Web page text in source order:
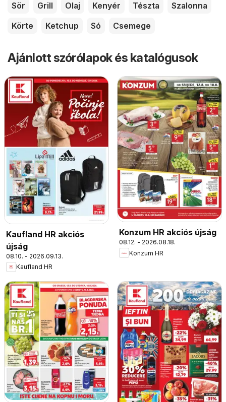
Sör
Grill Olaj Kenyér Tészta
Szalonna
Körte
Ketchup Só Csemege
Ajánlott szórólapok és katalógusok
Kaufland HR akciós
újság
08.10. - 2026.09.13.
Kaufland HR
Konzum HR akciós újság
08.12. - 2026.08.18.
Konzum HR